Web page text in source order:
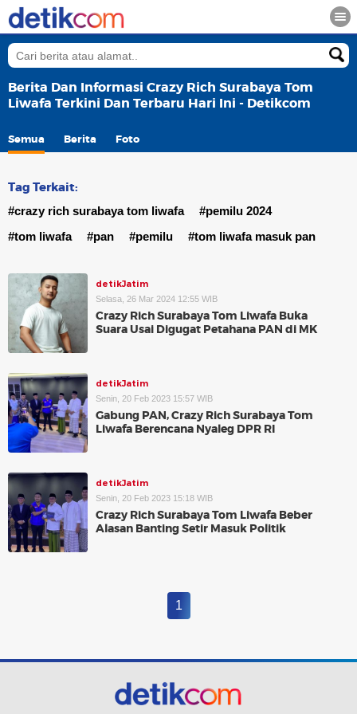
Berita Dan Informasi Crazy Rich Surabaya Tom
Liwafa Terkini Dan Terbaru Hari Ini - Detikcom
Semua Berita Foto
Tag Terkait:
#crazy rich surabaya tom liwafa
#pemilu 2024
#tom liwafa
#pan #pemilu #tom liwafa masuk pan
detikJatim
Selasa, 26 Mar 2024 12:55 WIB
Crazy Rich Surabaya Tom Liwafa Buka
Suara Usai Digugat Petahana PAN di MK
detikJatim
Senin, 20 Feb 2023 15:57 WIB
Gabung PAN, Crazy Rich Surabaya Tom
Liwafa Berencana Nyaleg DPR RI
detikJatim
Senin, 20 Feb 2023 15:18 WIB
Crazy Rich Surabaya Tom Liwafa Beber
Alasan Banting Setir Masuk Politik
1